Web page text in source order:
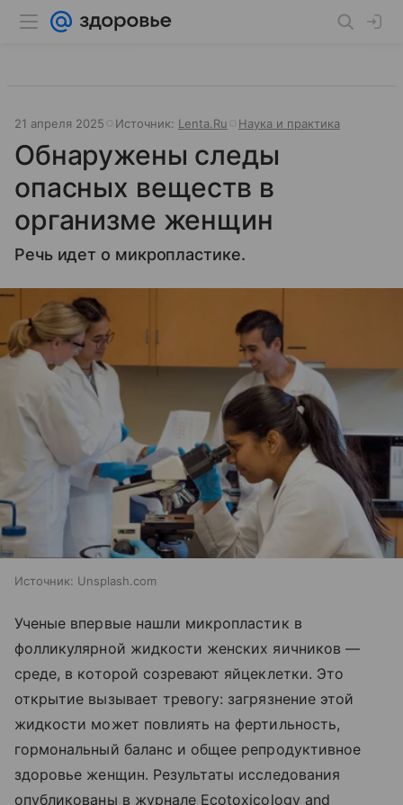
21 апреля 2025 Источник: Lenta.Ru Наука и практика
Обнаружены следы
опасных веществ в
организме женщин
Речь идет о микропластике.
Источник: Unsplash.com
Ученые впервые нашли микропластик в
фолликулярной жидкости женских яичников —
среде, в которой созревают яйцеклетки. Это
открытие вызывает тревогу: загрязнение этой
жидкости может повлиять на фертильность,
гормональный баланс и общее репродуктивное
здоровье женщин. Результаты исследования
опубликованы в журнале Ecotoxicology and